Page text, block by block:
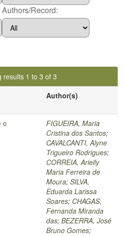
Authors/Record:
results 1 to 3 of 3
Author(s)
o
FIGUEIRA, Maria
Cristina dos Santos;
CAVALCANTI, Alyne
Trigueiro Rodrigues;
CORREIA, Arielly
Maria Ferreira de
Moura; SILVA,
Eduarda Larissa
Soares; CHAGAS,
Fernanda Miranda
das; BEZERRA, José
Bruno Gomes;